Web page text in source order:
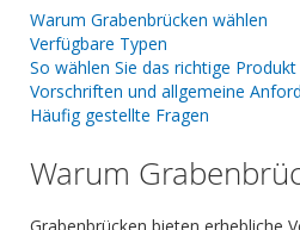
Warum Grabenbrücken wählen
Verfügbare Typen
So wählen Sie das richtige Produkt
Vorschriften und allgemeine
Häufig gestellte Fragen
Warum